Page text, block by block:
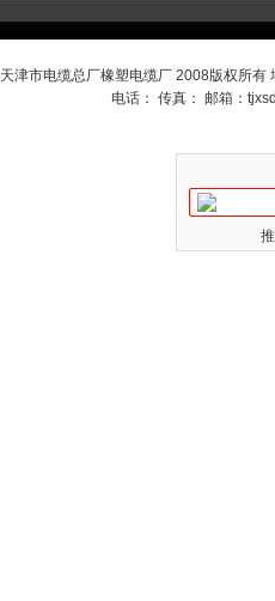
天津市电缆总厂橡塑电缆厂 2008版权所有
电话： 传真： 邮箱：